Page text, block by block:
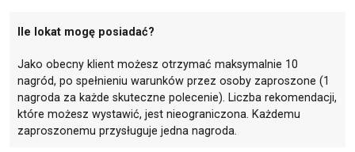
Ile lokat mogę posiadać?
Jako obecny klient możesz otrzymać maksymalnie 10
nagród, po spełnieniu warunków przez osoby zaproszone (1
nagroda za każde skuteczne polecenie). Liczba rekomendacji,
które możesz wystawić, jest nieograniczona. Każdemu
zaproszonemu przysługuje jedna nagroda.